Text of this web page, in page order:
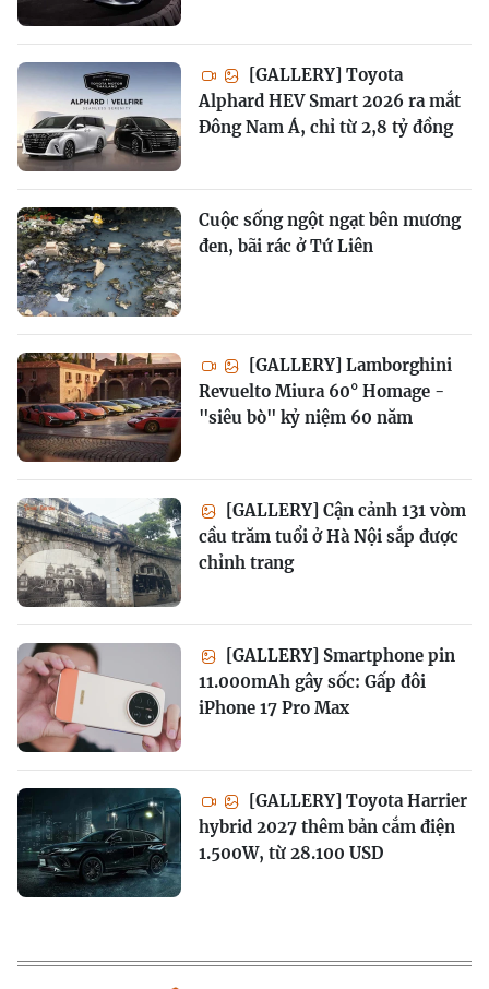
[GALLERY] Toyota
Alphard HEV Smart 2026 ra mắt
Đông Nam Á, chỉ từ 2,8 tỷ đồng
Cuộc sống ngột ngạt bên mương
đen, bãi rác ở Tứ Liên
[GALLERY] Lamborghini
Revuelto Miura 60° Homage -
"siêu bò" kỷ niệm 60 năm
[GALLERY] Cận cảnh 131 vòm
cầu trăm tuổi ở Hà Nội sắp được
chỉnh trang
[GALLERY] Smartphone pin
11.000mAh gây sốc: Gấp đôi
iPhone 17 Pro Max
[GALLERY] Toyota Harrier
hybrid 2027 thêm bản cắm điện
1.500W, từ 28.100 USD